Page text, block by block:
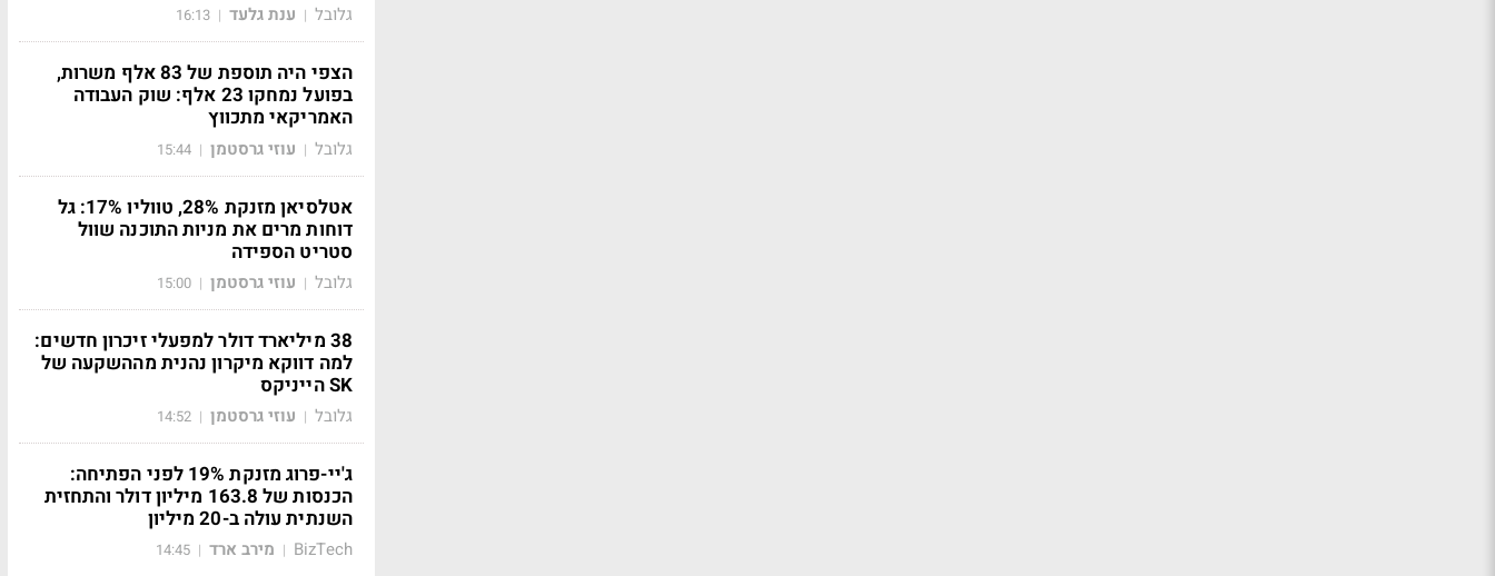
גלובל | ענת גלעד |
16:13
הצפי היה תוספת של 83 אלף משרות,
בפועל נמחקו 23 אלף: שוק העבודה
האמריקאי מתכווץ
גלובל | עוזי גרסטמן |
15:44
אטלסיאן מזנקת 28%, טווליו 17%: גל
דוחות מרים את מניות התוכנה שוול
סטריט הספידה
גלובל | עוזי גרסטמן |
15:00
38 מיליארד דולר למפעלי זיכרון חדשים:
למה דווקא מיקרון נהנית מההשקעה של
SK הייניקס
גלובל | עוזי גרסטמן |
14:52
ג'יי-פרוג מזנקת 19% לפני הפתיחה:
הכנסות של 163.8 מיליון דולר והתחזית
השנתית עולה ב-20 מיליון
BizTech
| מירב ארד |
14:45